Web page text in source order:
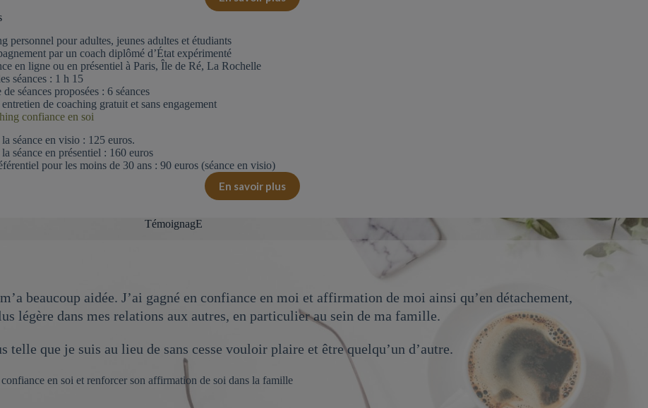
personnel pour adultes, jeunes adultes et étudiants
par un coach diplômé d’État expérimenté
en ligne ou en présentiel à Paris, Île de Ré, La Rochelle
séances : 1 h 15
séances proposées : 6 séances
de coaching gratuit et sans engagement
confiance en soi
séance en visio : 125 euros.
séance en présentiel : 160 euros
pour les moins de 30 ans : 90 euros (séance en visio)
En savoir plus
TémoignagE
beaucoup aidée. J’ai gagné en confiance en moi et affirmation de moi ainsi qu’en détachement,
légère dans mes relations aux autres, en particulier au sein de ma famille.
telle que je suis au lieu de sans cesse vouloir plaire et être quelqu’un d’autre.
en soi et renforcer son affirmation de soi dans la famille